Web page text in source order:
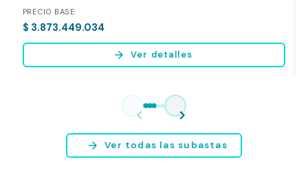
* Servicio disponible exclusivamente para inmuebles ubicados en
Bogotá y Medellín.
PRECIO BASE
$ 3.873.449.034
arrow_forward Ver detalles
chevron_left chevron_right
arrow_forward Ver todas las subastas